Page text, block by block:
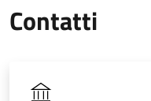
Contatti